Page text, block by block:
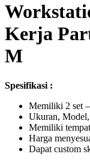
Kerja
M
Spesifikasi :
Memiliki 2 set
Ukuran, Model,
Memiliki
Harga
Dapat custom